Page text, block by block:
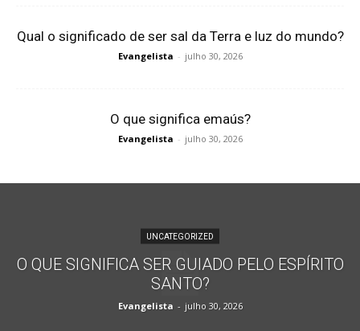
Qual o significado de ser sal da Terra e luz do mundo?
Evangelista - julho 30, 2026
O que significa emaús?
Evangelista - julho 30, 2026
UNCATEGORIZED
O QUE SIGNIFICA SER GUIADO PELO ESPÍRITO
SANTO?
Evangelista - julho 30, 2026